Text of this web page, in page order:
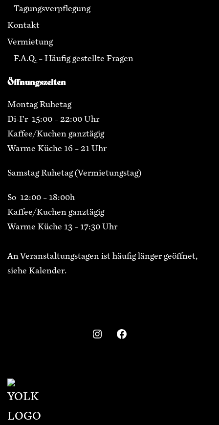
Tagungsverpflegung
Kontakt
Vermietung
F.A.Q. – Häufig gestellte Fragen
Öffnungszeiten
Montag Ruhetag
Di-Fr 15:00 – 22:00 Uhr
Kaffee/Kuchen ganztägig
Warme Küche 16 – 21 Uhr
Samstag Ruhetag (Vermietungstag)
So 12:00 – 18:00h
Kaffee/Kuchen ganztägig
Warme Küche 13 – 17:30 Uhr
An Veranstaltungstagen ist häufig länger geöffnet,
siehe Kalender.